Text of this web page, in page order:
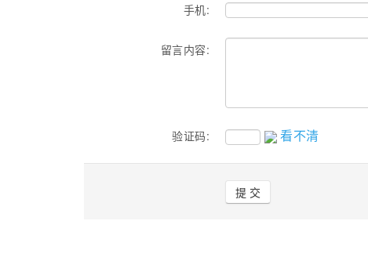
手机:
留言内容:
验证码: 看不清